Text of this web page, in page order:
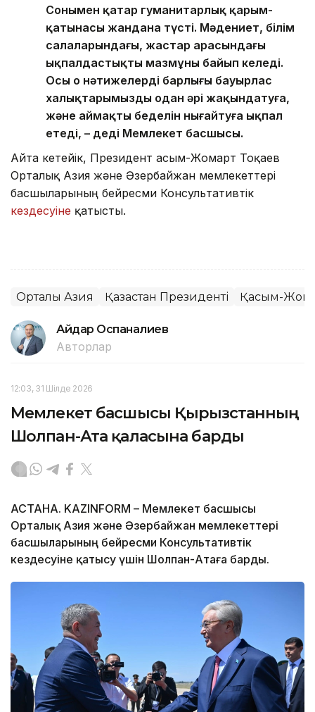
Сонымен қатар гуманитарлық қарым-
қатынасы жандана түсті. Мәдениет, білім
салаларындағы, жастар арасындағы
ықпалдастықтың мазмұны байып келеді.
Осы оң нәтижелердің барлығы бауырлас
халықтарымызды одан әрі жақындатуға,
және аймақтың беделін нығайтуға ықпал
етеді, – деді Мемлекет басшысы.
Айта кетейік, Президент Қасым-Жомарт Тоқаев
Орталық Азия және Әзербайжан мемлекеттері
басшыларының бейресми Консультативтік
кездесуіне қатысты.
Орталық Азия Қазақстан Президенті Қасым-
Айдар Оспаналиев
Авторлар
12:03, 31 Шілде 2026
Мемлекет басшысы Қырғызстанның
Шолпан-Ата қаласына барды
АСТАНА. KAZINFORM – Мемлекет басшысы
Орталық Азия және Әзербайжан мемлекеттері
басшыларының бейресми Консультативтік
кездесуіне қатысу үшін Шолпан-Атаға барды.